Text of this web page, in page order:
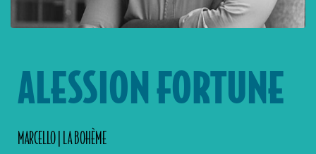
ALESSION FORTUNE
MARCELLO | LA BOHÈME